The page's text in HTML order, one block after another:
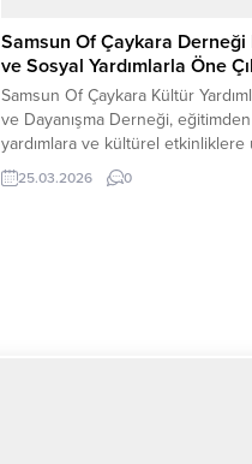
Samsun Of Çaykara Derneği
ve Sosyal Yardımlarla Öne
Samsun Of Çaykara Kültür
ve Dayanışma Derneği,
yardımlara ve kültürel etkinliklere
geniş yelpazedeki faaliyetleriyle
hemşehrilik bilincini güçlendirirken,
25.03.2026 0